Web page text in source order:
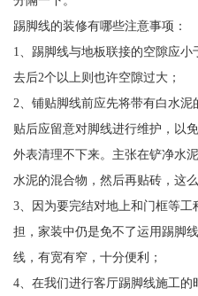
踢脚线的装修有哪些注意事项：
1、踢脚线与地板联接的空隙应
去后2个以上则也许空隙过大；
2、铺贴脚线前应先将带有白水
贴后应留意对脚线进行维护，以
外表清理不下来。主张在铲净水
水泥的混合物，然后再贴砖，这
3、因为要完结对地上和门框等
担，家装中仍是免不了运用踢脚
线，有宽有窄，十分便利；
4、在我们进行客厅踢脚线施工的